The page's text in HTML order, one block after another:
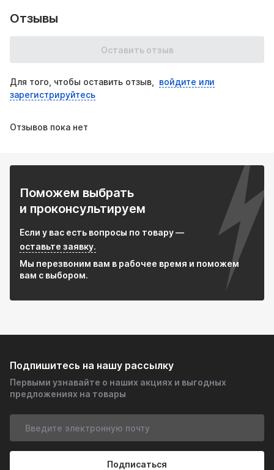
Отзывы
Оставить отзыв
Для того, чтобы оставить отзыв, войдите или
зарегистрируйтесь
Отзывов пока нет
Поможем выбрать
и проконсультируем
Если у вас есть вопросы по товару —
оставьте заявку.
Мы перезвоним вам в рабочее время и поможем
вам с выбором.
Подпишитесь на нашу рассылку
Первыми узнавайте о наших акциях и выгодных
предложениях на товары
Подписаться